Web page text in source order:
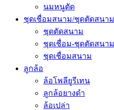
นมหนูตัด
ชุดเชื่อมสนาม/ชุดตัดสนาม
ชุดตัดสนาม
ชุดเชื่อม-ชุดตัดสนาม
ชุดเชื่อมสนาม
ลูกล้อ
ล้อโพลียูรีเทน
ลูกล้อยางดำ
ล้อเปล่า